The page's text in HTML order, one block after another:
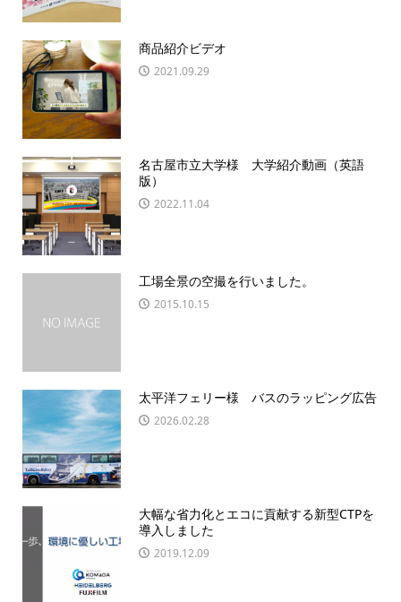
商品紹介ビデオ
2021.09.29
名古屋市立大学様 大学紹介動画（英語
版）
2022.11.04
工場全景の空撮を行いました。
2015.10.15
太平洋フェリー様 バスのラッピング広告
2026.02.28
大幅な省力化とエコに貢献する新型CTPを
導入しました
2019.12.09